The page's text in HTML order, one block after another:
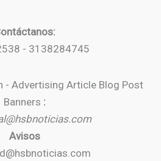
- 3138284745
- Advertising Article Blog Post
Banners :
Avisos